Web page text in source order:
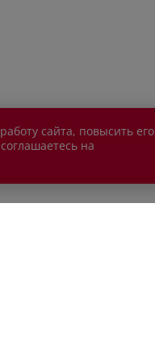
сайта, повысить его
на